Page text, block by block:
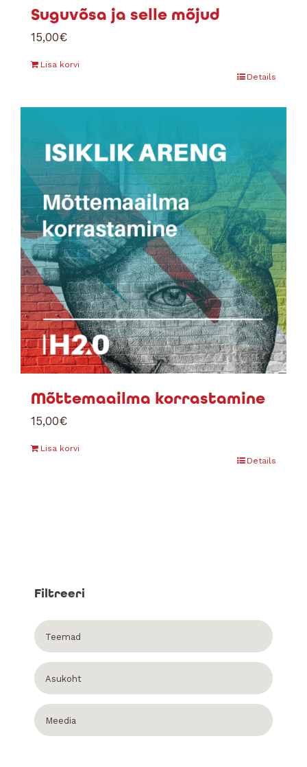
Suguvõsa ja selle mõjud
15,00€
Lisa korvi
Details
Mõttemaailma korrastamine
15,00€
Lisa korvi
Details
Filtreeri
Teemad
Asukoht
Meedia